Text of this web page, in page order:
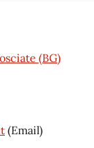
(BG)
(Email)